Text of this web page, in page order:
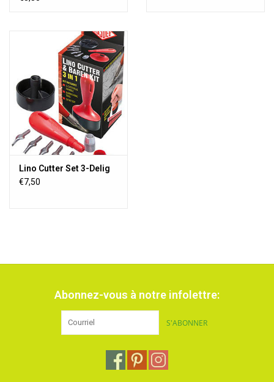
Lino Cutter Set 3-Delig
€7,50
Abonnez-vous à notre infolettre:
S'ABONNER